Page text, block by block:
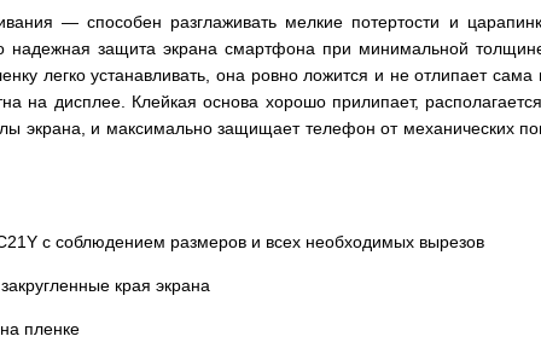
— способен разглаживать мелкие потертости и
надежная защита экрана смартфона при минимальной
легко устанавливать, она ровно ложится и не отлипает
на дисплее. Клейкая основа хорошо прилипает,
экрана, и максимально защищает телефон от механических
с соблюдением размеров и всех необходимых вырезов
края экрана
пленке